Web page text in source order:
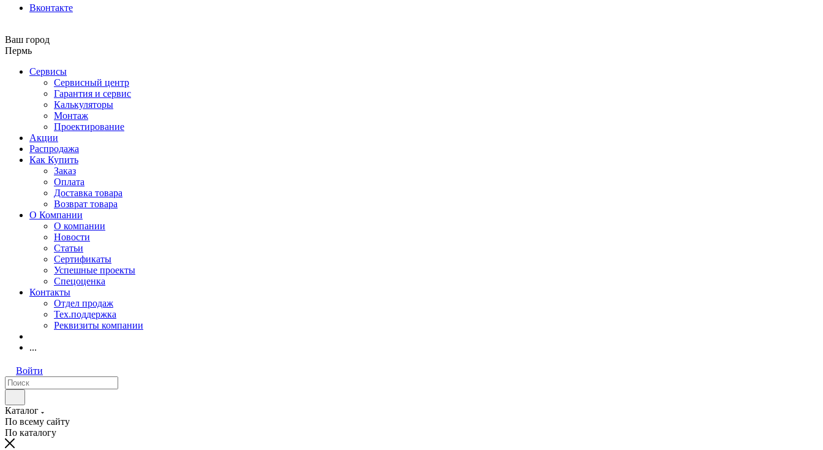
Вконтакте
Ваш город
Пермь
Сервисы
Сервисный центр
Гарантия и сервис
Калькуляторы
Монтаж
Проектирование
Акции
Распродажа
Как Купить
Заказ
Оплата
Доставка товара
Возврат товара
О Компании
О компании
Новости
Статьи
Сертификаты
Успешные проекты
Спецоценка
Контакты
Отдел продаж
Тех.поддержка
Реквизиты компании
...
Войти
Каталог
По всему сайту
По каталогу